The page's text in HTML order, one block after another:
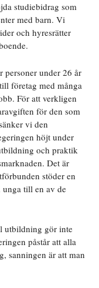
studiebidrag som
med barn. Vi
och hyresrätter
personer under 26 år
företag med många
För att verkligen
för den som
vi den
höjt under
och praktik
Det är
stöder en
till en av de
utbildning gör inte
påstår att alla
sanningen är att man